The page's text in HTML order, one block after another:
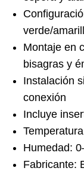
verde/
Montaje en
bisagras y
Instalación
conexión
Incluye
Humedad:
Fabricante: